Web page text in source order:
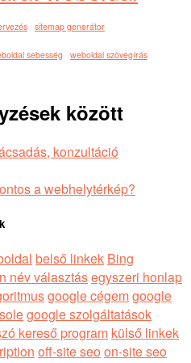
sitemap generátor
sebesség weboldal szövegírás
között
konzultáció
a webhelytérkép?
belső linkek Bing
név választásegyszeri honlap
google cégemgoogle
google szolgáltatások
kereső program külső linkek
off-site seo on-site seo